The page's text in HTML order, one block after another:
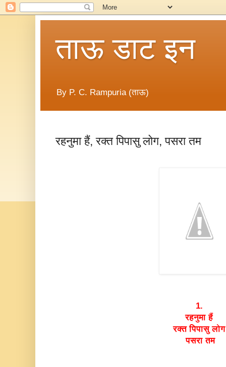
ताऊ डाट इन
By P. C. Rampuria (ताऊ)
रहनुमा हैं, रक्त पिपासु लोग, पसरा तम
1.
रहनुमा हैं
रक्त पिपासु लोग
पसरातम